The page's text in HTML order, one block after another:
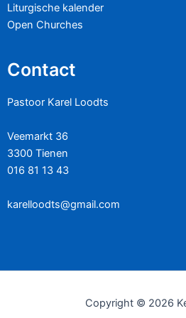
Liturgische kalender
Open Churches
Contact
Pastoor Karel Loodts
Veemarkt 36
3300 Tienen
016 81 13 43
karelloodts@gmail.com
Copyright © 2026